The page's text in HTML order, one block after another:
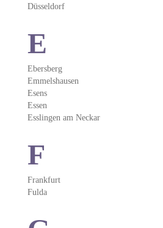
Düsseldorf
E
Ebersberg
Emmelshausen
Esens
Essen
Esslingen am Neckar
F
Frankfurt
Fulda